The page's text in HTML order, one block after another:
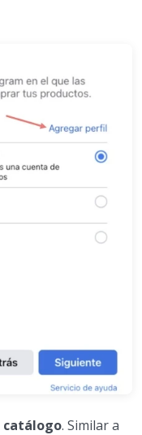
catálogo. Similar a